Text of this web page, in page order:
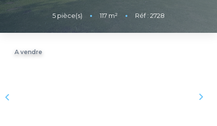
Qui Sommes-Nous
Notre Équipe
5 pièce(s) • 117 m² • Réf : 2728
A vendre